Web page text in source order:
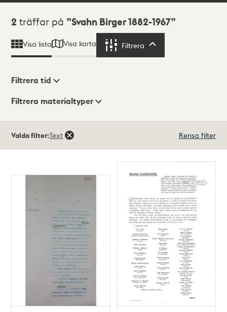
Sökresultat
2 träffar på Svahn Birger 1882-1967
Visa lista Visa karta Filtrera
Visningsläge
Filtrera tid
Filtrera materialtyper
träffar
Valda filter:Text Rensa filter